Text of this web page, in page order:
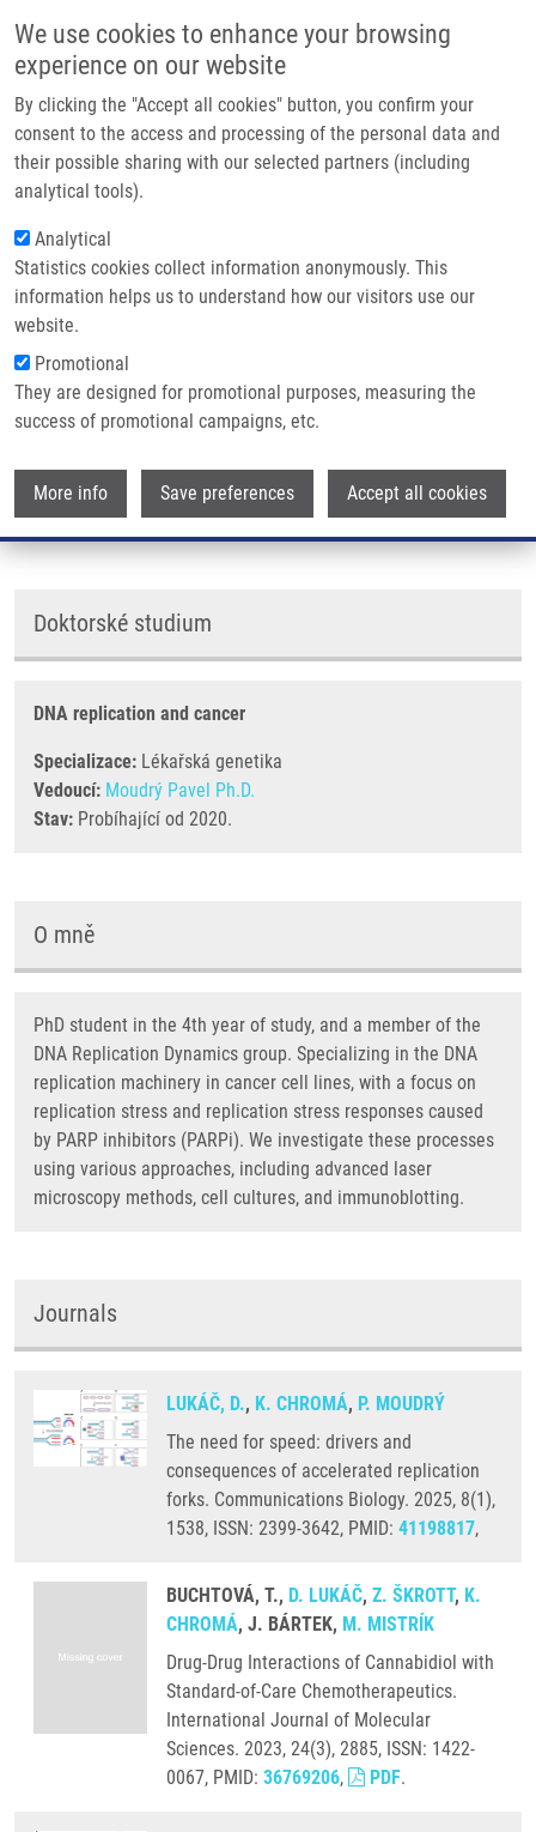
We use cookies to enhance your browsing
experience on our website
By clicking the "Accept all cookies" button, you confirm your
consent to the access and processing of the personal data and
their possible sharing with our selected partners (including
analytical tools).
Analytical
Statistics cookies collect information anonymously. This
information helps us to understand how our visitors use our
website.
Promotional
They are designed for promotional purposes, measuring the
success of promotional campaigns, etc.
More info Save preferences Accept all cookies
Main
Domů
Partner institutions
Technologie a služby
Kontakt
Drobečková navigace
Domů Lukáč Dávid MSc
Lukáč Dávid MSc
Skupiny: DOKTORSKÝ STUDENT,
ÚMTM, LIG, PERSONÁL
Doktorské studium
DNA replication and cancer
Specializace: Lékařská genetika
Vedoucí: Moudrý Pavel Ph.D.
Stav: Probíhající od 2020.
O mně
PhD student in the 4th year of study, and a member of the
DNA Replication Dynamics group. Specializing in the DNA
replication machinery in cancer cell lines, with a focus on
replication stress and replication stress responses caused
by PARP inhibitors (PARPi). We investigate these processes
using various approaches, including advanced laser
microscopy methods, cell cultures, and immunoblotting.
Journals
LUKÁČ, D., K. CHROMÁ, P. MOUDRÝ
The need for speed: drivers and
consequences of accelerated replication
forks. Communications Biology. 2025, 8(1),
1538, ISSN: 2399-3642, PMID: 41198817,
BUCHTOVÁ, T., D. LUKÁČ, Z. ŠKROTT, K.
CHROMÁ, J. BÁRTEK, M. MISTRÍK
Drug-Drug Interactions of Cannabidiol with
Standard-of-Care Chemotherapeutics.
International Journal of Molecular
Sciences. 2023, 24(3), 2885, ISSN: 1422-
0067, PMID: 36769206, PDF.